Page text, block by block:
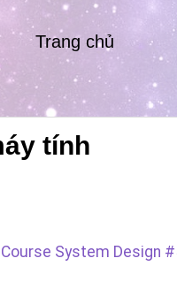
Trang chủ
tính
System Design